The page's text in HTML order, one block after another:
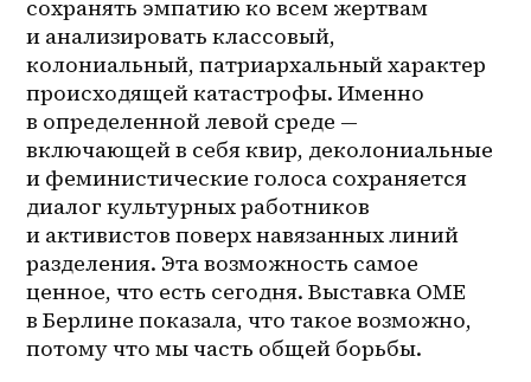
сохранять эмпатию ко всем жертвам
и анализировать классовый,
колониальный, патриархальный характер
происходящей катастрофы. Именно
в определенной левой среде —
включающей в себя квир, деколониальные
и феминистические голоса сохраняется
диалог культурных работников
и активистов поверх навязанных линий
разделения. Эта возможность самое
ценное, что есть сегодня. Выставка ОМЕ
в Берлине показала, что такое возможно,
потому что мы часть общей борьбы.